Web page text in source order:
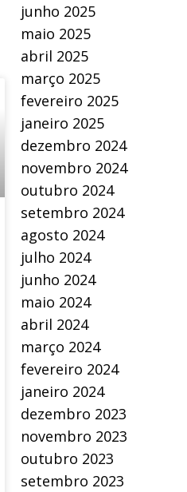
junho 2025
maio 2025
abril 2025
março 2025
fevereiro 2025
janeiro 2025
dezembro 2024
novembro 2024
outubro 2024
setembro 2024
agosto 2024
julho 2024
junho 2024
maio 2024
abril 2024
março 2024
fevereiro 2024
janeiro 2024
dezembro 2023
novembro 2023
outubro 2023
setembro 2023